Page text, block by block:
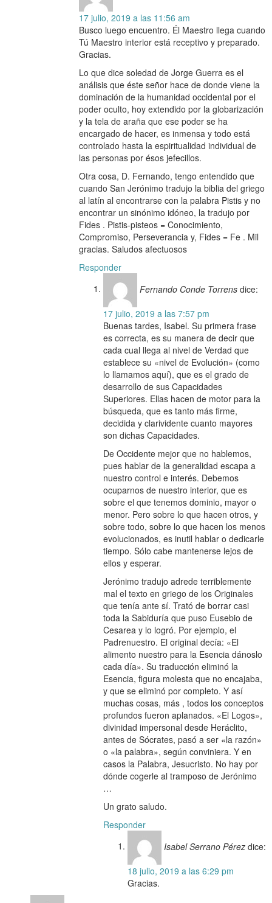
17 julio, 2019 a las 11:56 am
Busco luego encuentro. Él Maestro llega cuando
Tú Maestro interior está receptivo y preparado.
Gracias.
Lo que dice soledad de Jorge Guerra es el
análisis que éste señor hace de donde viene la
dominación de la humanidad occidental por el
poder oculto, hoy extendido por la globarización
y la tela de araña que ese poder se ha
encargado de hacer, es inmensa y todo está
controlado hasta la espiritualidad individual de
las personas por ésos jefecillos.
Otra cosa, D. Fernando, tengo entendido que
cuando San Jerónimo tradujo la biblia del griego
al latín al encontrarse con la palabra Pistis y no
encontrar un sinónimo idóneo, la tradujo por
Fides . Pistis-pisteos = Conocimiento,
Compromiso, Perseverancia y, Fides = Fe . Mil
gracias. Saludos afectuosos
Responder
Fernando Conde Torrens dice:
17 julio, 2019 a las 7:57 pm
Buenas tardes, Isabel. Su primera frase
es correcta, es su manera de decir que
cada cual llega al nivel de Verdad que
establece su «nivel de Evolución» (como
lo llamamos aquí), que es el grado de
desarrollo de sus Capacidades
Superiores. Ellas hacen de motor para la
búsqueda, que es tanto más firme,
decidida y clarividente cuanto mayores
son dichas Capacidades.
De Occidente mejor que no hablemos,
pues hablar de la generalidad escapa a
nuestro control e interés. Debemos
ocuparnos de nuestro interior, que es
sobre el que tenemos dominio, mayor o
menor. Pero sobre lo que hacen otros, y
sobre todo, sobre lo que hacen los menos
evolucionados, es inutil hablar o dedicarle
tiempo. Sólo cabe mantenerse lejos de
ellos y esperar.
Jerónimo tradujo adrede terriblemente
mal el texto en griego de los Originales
que tenía ante sí. Trató de borrar casi
toda la Sabiduría que puso Eusebio de
Cesarea y lo logró. Por ejemplo, el
Padrenuestro. El original decía: «El
alimento nuestro para la Esencia dánoslo
cada día». Su traducción eliminó la
Esencia, figura molesta que no encajaba,
y que se eliminó por completo. Y así
muchas cosas, más , todos los conceptos
profundos fueron aplanados. «El Logos»,
divinidad impersonal desde Heráclito,
antes de Sócrates, pasó a ser «la razón»
o «la palabra», según conviniera. Y en
casos la Palabra, Jesucristo. No hay por
dónde cogerle al tramposo de Jerónimo
…
Un grato saludo.
Responder
Isabel Serrano Pérez dice:
18 julio, 2019 a las 6:29 pm
Gracias.